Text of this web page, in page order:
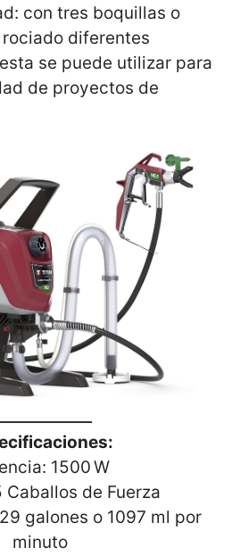
con tres boquillas o
diferentes
se puede utilizar para
de proyectos de
1500 W
Caballos de Fuerza
galones o 1097 ml por
minuto